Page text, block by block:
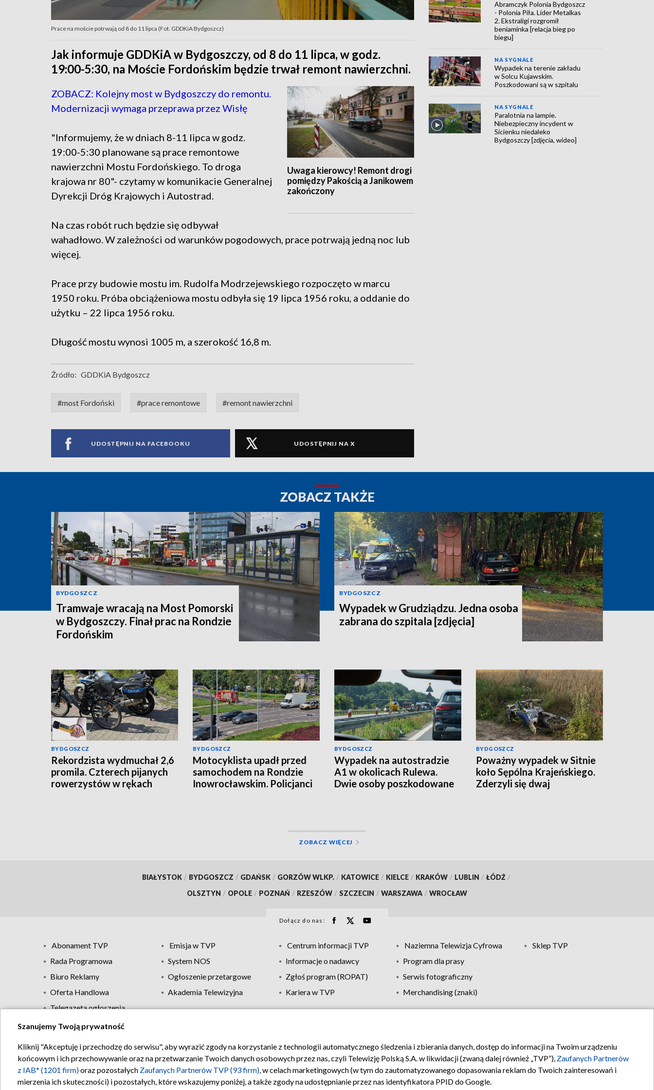
Prace na moście potrwają od 8 do 11 lipca (Fot. GDDKiA Bydgoszcz)
Jak informuje GDDKiA w Bydgoszczy, od 8 do 11 lipca, w godz.
19:00-5:30, na Moście Fordońskim będzie trwał remont nawierzchni.
Uwaga kierowcy! Remont drogi
pomiędzy Pakością a Janikowem
zakończony
ZOBACZ: Kolejny most w Bydgoszczy do remontu.
Modernizacji wymaga przeprawa przez Wisłę
"Informujemy, że w dniach 8-11 lipca w godz.
19:00-5:30 planowane są prace remontowe
nawierzchni Mostu Fordońskiego. To droga
krajowa nr 80"- czytamy w komunikacie Generalnej
Dyrekcji Dróg Krajowych i Autostrad.
Na czas robót ruch będzie się odbywał
wahadłowo. W zależności od warunków pogodowych, prace potrwają jedną noc lub
więcej.
Prace przy budowie mostu im. Rudolfa Modrzejewskiego rozpoczęto w marcu
1950 roku. Próba obciążeniowa mostu odbyła się 19 lipca 1956 roku, a oddanie do
użytku – 22 lipca 1956 roku.
Długość mostu wynosi 1005 m, a szerokość 16,8 m.
Źródło: GDDKiA Bydgoszcz
#most Fordoński #prace remontowe #remont nawierzchni
UDOSTĘPNIJ NA FACEBOOKU UDOSTĘPNIJ NA X
Abramczyk Polonia Bydgoszcz
- Polonia Piła. Lider Metalkas
2. Ekstraligi rozgromił
beniaminka [relacja bieg po
biegu]
NA SYGNALE
Wypadek na terenie zakładu
w Solcu Kujawskim.
Poszkodowani są w szpitalu
NA SYGNALE
Paralotnia na lampie.
Niebezpieczny incydent w
Sicienku niedaleko
Bydgoszczy [zdjęcia, wideo]
ZOBACZ TAKŻE
BYDGOSZCZ
Tramwaje wracają na Most Pomorski
w Bydgoszczy. Finał prac na Rondzie
Fordońskim
BYDGOSZCZ
Wypadek w Grudziądzu. Jedna osoba
zabrana do szpitala [zdjęcia]
BYDGOSZCZ
Rekordzista wydmuchał 2,6
promila. Czterech pijanych
rowerzystów w rękach
BYDGOSZCZ
Motocyklista upadł przed
samochodem na Rondzie
Inowrocławskim. Policjanci
BYDGOSZCZ
Wypadek na autostradzie
A1 w okolicach Rulewa.
Dwie osoby poszkodowane
BYDGOSZCZ
Poważny wypadek w Sitnie
koło Sępólna Krajeńskiego.
Zderzyli się dwaj
ZOBACZ WIĘCEJ
BIAŁYSTOK / BYDGOSZCZ / GDAŃSK / GORZÓW WLKP. / KATOWICE / KIELCE / KRAKÓW / LUBLIN / ŁÓDŹ /
OLSZTYN / OPOLE / POZNAŃ / RZESZÓW / SZCZECIN / WARSZAWA / WROCŁAW
Dołącz do nas:
Abonament TVP Emisja w TVP Centrum informacji TVP Naziemna Telewizja Cyfrowa
Sklep TVP
Rada Programowa
System NOS Informacje o nadawcy
Program dla prasy
Biuro Reklamy
Ogłoszenie przetargowe Zgłoś program (ROPAT)
Serwis fotograficzny
Oferta Handlowa
Akademia Telewizyjna Kariera w TVP
Merchandising (znaki)
Telegazeta ogłoszenia
Regulamin TVP Polityka prywatności Moje zgody Pomoc Biuro reklamy Kontakt
Szanujemy Twoją prywatność
Kliknij "Akceptuję i przechodzę do serwisu", aby wyrazić zgody na korzystanie z technologii automatycznego śledzenia i zbierania danych, dostęp do informacji na Twoim urządzeniu
końcowym i ich przechowywanie oraz na przetwarzanie Twoich danych osobowych przez nas, czyli Telewizję Polską S.A. w likwidacji (zwaną dalej również „TVP”), Zaufanych Partnerów
z IAB* (1201 firm)oraz pozostałych Zaufanych Partnerów TVP (93 firm), w celach marketingowych (w tym do zautomatyzowanego dopasowania reklam do Twoich zainteresowań i
mierzenia ich skuteczności) i pozostałych, które wskazujemy poniżej, a także zgody na udostępnianie przez nas identyfikatora PPID do Google.